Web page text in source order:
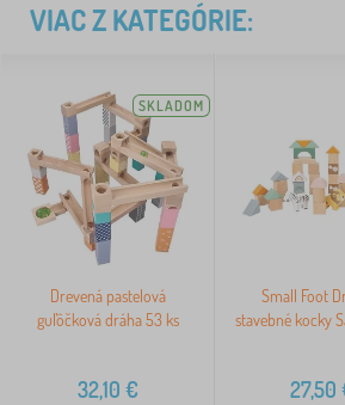
VIAC Z KATEGÓRIE:
SKLADOM
Drevená pastelová
guľôčková dráha 53 ks
32,10 €
Small Foot
stavebné kocky
27,50